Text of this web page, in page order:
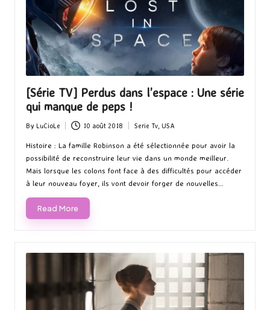
[Série TV] Perdus dans l’espace : Une série
qui manque de peps !
Posted
by
By LuCioLe 10 août 2018
Posted
in
Serie Tv, USA
Histoire : La famille Robinson a été sélectionnée pour avoir la
possibilité de reconstruire leur vie dans un monde meilleur.
Mais lorsque les colons font face à des difficultés pour accéder
à leur nouveau foyer, ils vont devoir forger de nouvelles…
Read More